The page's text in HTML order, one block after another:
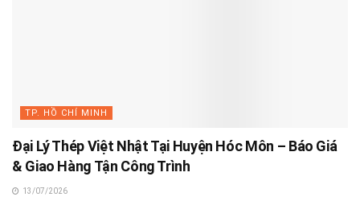
TP. HỒ CHÍ MINH
Đại Lý Thép Việt Nhật Tại Huyện Hóc Môn – Báo Giá
& Giao Hàng Tận Công Trình
13/07/2026